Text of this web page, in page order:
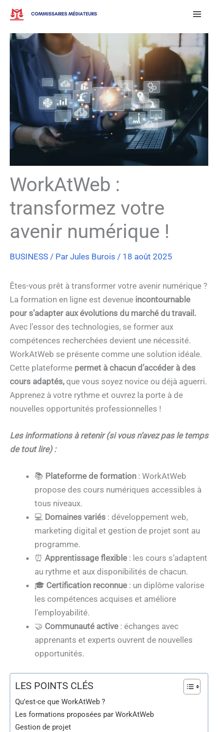
Aller
contenu
WorkAtWeb :
transformez votre
avenir numérique !
BUSINESS / Par Jules Burois / 18 août 2025
Êtes-vous prêt à transformer votre avenir numérique ?
La formation en ligne est devenue incontournable
pour s’adapter aux évolutions du marché du travail.
Avec l’essor des technologies, se former aux
compétences recherchées devient une nécessité.
WorkAtWeb se présente comme une solution idéale.
Cette plateforme permet à chacun d’accéder à des
cours adaptés,que vous soyez novice ou déjà aguerri.
Apprenez à votre rythme et ouvrez la porte à de
nouvelles opportunités professionnelles !
Les informations à retenir (si vous n’avez pas le temps
de tout lire) :
📚 Plateforme de formation : WorkAtWeb
propose des cours numériques accessibles à
tous niveaux.
💻 Domaines variés : développement web,
marketing digital et gestion de projet sont au
programme.
⏰ Apprentissage flexible : les cours s’adaptent
au rythme et aux disponibilités de chacun.
🎓 Certification reconnue : un diplôme valorise
les compétences acquises et améliore
l’employabilité.
🤝 Communauté active : échanges avec
apprenants et experts ouvrent de nouvelles
opportunités.
LES POINTS CLÉS
Qu’est-ce que WorkAtWeb ?
Les formations proposées par WorkAtWeb
Gestion de projet